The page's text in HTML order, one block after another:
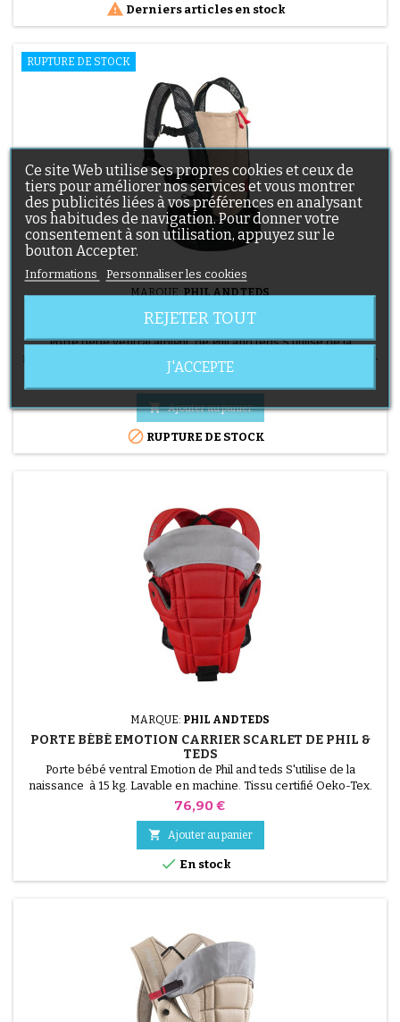
 Derniers articles en stock
RUPTURE DE STOCK
MARQUE: PHIL AND TEDS
PORTE BÉBÉ AIRLIGHT CARRIER SAND DE PHIL AND
TEDS
Porte bébé ventral airlight de Phil and teds S'utilise de la
naissance (3.5kg) à 12 kg. Lavable en machine. Tissu certifié Oeko-
Tex.
Prix
 Ajouter au panier
 RUPTURE DE STOCK
MARQUE: PHIL AND TEDS
PORTE BÉBÉ EMOTION CARRIER SCARLET DE PHIL &
TEDS
Porte bébé ventral Emotion de Phil and teds S'utilise de la
naissance à 15 kg. Lavable en machine. Tissu certifié Oeko-Tex.
Prix
76,90 €
 Ajouter au panier
 En stock
Ce site Web utilise ses propres cookies et ceux de
tiers pour améliorer nos services et vous montrer
des publicités liées à vos préférences en analysant
vos habitudes de navigation. Pour donner votre
consentement à son utilisation, appuyez sur le
bouton Accepter.
Informations Personnaliser les cookies
REJETER TOUT
J'ACCEPTE